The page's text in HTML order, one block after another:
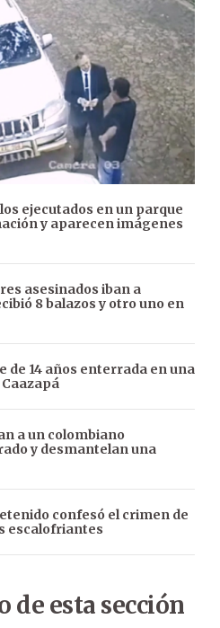
ejecutados en un parque
y aparecen imágenes
asesinados iban a
8 balazos y otro uno en
de 14 años enterrada en una
a un colombiano
y desmantelan una
confesó el crimen de
escalofriantes
de esta sección